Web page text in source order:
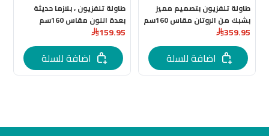
طاولة تلفزيون بتصميم مميز
بشبك من الروتان مقاس 160سم
359.95
اضافة للسلة
طاولة تلفزيون ، بلازما حديثة
بعدة اللون مقاس 160سم
159.95
اضافة للسلة